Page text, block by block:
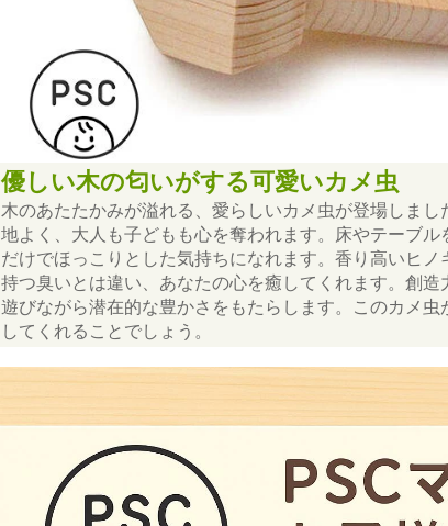
優しい木の匂いがする可愛いカメ虫
木のあたたかみが溢れる、愛らしいカメ虫が登場しま
地よく、大人も子どもも心を奪われます。床やテーブ
だけでほっこりとした気持ちになれます。香り高いヒ
持つ臭いとは違い、あなたの心を癒してくれます。創造
遊びながら潜在的な豊かさをもたらします。このカメ
してくれることでしょう。